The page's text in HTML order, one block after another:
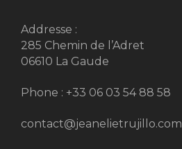
Addresse :
285 Chemin de l’Adret
06610 La Gaude
Phone : +33 06 03 54 88 58
contact@jeanelietrujillo.com